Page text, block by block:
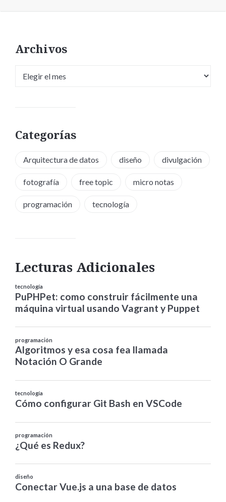
Archivos
Categorías
Arquitectura de datos diseño divulgación
fotografía free topic micro notas
programación tecnología
Lecturas Adicionales